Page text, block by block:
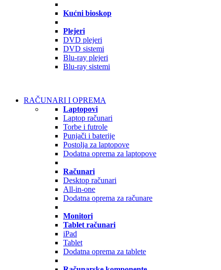
Kućni bioskop
Plejeri
DVD plejeri
DVD sistemi
Blu-ray plejeri
Blu-ray sistemi
RAČUNARI I OPREMA
Laptopovi
Laptop računari
Torbe i futrole
Punjači i baterije
Postolja za laptopove
Dodatna oprema za laptopove
Računari
Desktop računari
All-in-one
Dodatna oprema za računare
Monitori
Tablet računari
iPad
Tablet
Dodatna oprema za tablete